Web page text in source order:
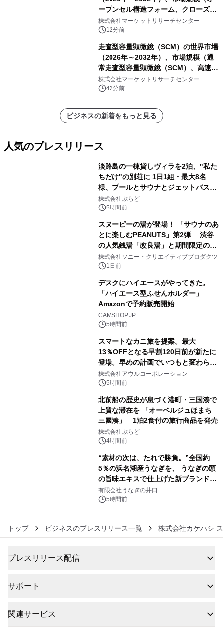
ープンセル構造フォーム、クローズド
セル構造フォーム）・分析レポートを
発表
株式会社マーケットリサーチセンター
12分前
走査型容量顕微鏡（SCM）の世界市場
（2026年～2032年）、市場規模（通
常走査型容量顕微鏡（SCM）、高速走
査型容量顕微鏡（SCM））・分析レポ
ートを発表
株式会社マーケットリサーチセンター
42分前
ビジネスの新着をもっと見る
人気のプレスリリース
淡路島の一棟貸しヴィラを2泊、"私た
ちだけ"の別荘に 1日1組・最大8名
様、プールとサウナとジェットバス付
きで Villa Mon Temps AWAJIの連泊
素泊りプラン
株式会社ぷらど
5時間前
スヌーピーの湯が登場！ 「サウナのあ
とに楽しむPEANUTS」第2弾 渋谷
の人気銭湯「改良湯」と期間限定のコ
ラボレーション サウナイキタイコラ
ボグッズも発売決定！
株式会社ソニー・クリエイティブプロダクツ
1日前
デスクにハイエースがやってきた。
「ハイエース型ふせんホルダー」
Amazonで予約販売開始
CAMSHOP.JP
5時間前
スマートなカニ旅を提案。最大
13％OFFとなる早割120日前が新たに
登場。早めの計画でいつもと変わらぬ
大人の冬旅を。ー夕日ヶ浦温泉「佳松
苑 別邸ふうか」ー
株式会社アウルコーポレーション
5時間前
北前船の歴史が息づく港町・三国湊で
上質な滞在を 「オーベルジュほまち
三國湊」 1泊2食付の旅行商品を発売
株式会社ぷらど
4時間前
“素材の次は、たれで勝負。”全国約
5％の浜名湖産うなぎを、 うなぎの頭
の旨味エキスで仕上げた新ブランド
「井口の誉」誕生
有限会社うなぎの井口
5時間前
トップ ビジネスのプレスリリース一覧 株式会社カケハシ
プレスリリース配信
サポート
関連サービス